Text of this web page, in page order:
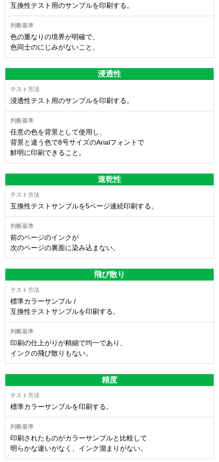
互換性テスト用のサンプルを印刷する。
色の重なりの境界が明確で、
色同士のにじみがないこと。
浸透性
浸透性テスト用のサンプルを印刷する。
任意の色を背景として使用し、
背景と違う色で8号サイズのArialフォントで
鮮明に印刷できること。
速乾性
互換性テストサンプルを5ページ連続印刷する。
前のページのインクが
次のページの裏面に染み込まない。
飛び散り
標準カラーサンプル /
互換性テストサンプルを印刷する。
印刷の仕上がりが精細で均一であり、
インクの飛び散りもない。
精度
標準カラーサンプルを印刷する。
印刷されたものがカラーサンプルと比較して
明らかな違いがなく、インク溜まりがない。